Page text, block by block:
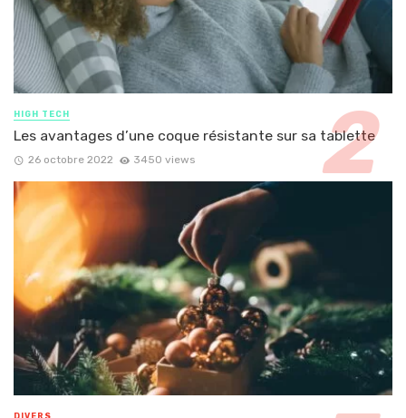
HIGH TECH
Les avantages d’une coque résistante sur sa tablette
26 octobre 2022 3450 views
DIVERS